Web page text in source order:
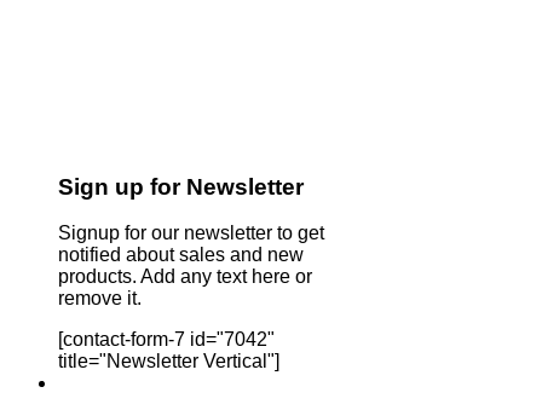
Sign up for Newsletter
Signup for our newsletter to get
notified about sales and new
products. Add any text here or
remove it.
[contact-form-7 id="7042"
title="Newsletter Vertical"]